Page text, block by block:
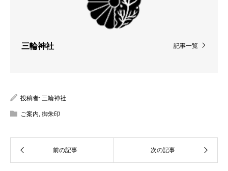
記事一覧
三輪神社
投稿者: 三輪神社
ご案内 御朱印